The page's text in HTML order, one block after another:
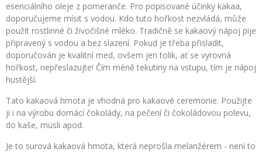
esenciálního oleje z pomeranče. Pro popisované účinky kakaa,
doporučujeme mísit s vodou. Kdo tuto hořkost nezvládá, může
použít rostlinné či živočišné mléko. Tradičně se kakaový nápoj pije
připravený s vodou a bez slazení. Pokud je třeba přisladit,
doporučován je kvalitní med, ovšem jen tolik, ať se vyrovná
hořkost, nepřeslazujte! Čím méně tekutiny na vstupu, tím je nápoj
hustější.
Tato kakaová hmota je vhodná pro kakaové ceremonie. Použijte
ji i na výrobu domácí čokolády, na pečení či čokoládovou polevu,
do kaše, müsli apod.
Je to surová kakaová hmota, která neprošla melanžérem - není to